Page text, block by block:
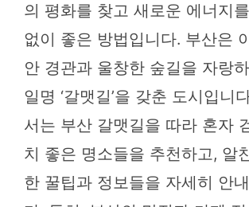
의 평화를 찾고 새로운 에너지
없이 좋은 방법입니다. 부산은
안 경관과 울창한 숲길을 자랑
일명 ‘갈맷길’을 갖춘 도시입니
서는 부산 갈맷길을 따라 혼자
치 좋은 명소들을 추천하고, 알
한 꿀팁과 정보들을 자세히 안